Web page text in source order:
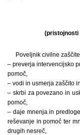
(pristojnosti
Poveljnik civilne
– preverja intervencijsko
pomoč,
– vodi in usmerja zaščito
– skrbi za povezano in
pomoč,
– daje mnenja in
reševanje in pomoč ter
drugih nesreč,